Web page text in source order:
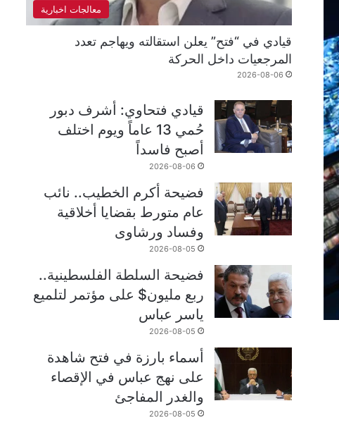
معالجات اخبارية
قيادي في “فتح” يعلن استقالته ويهاجم تعدد
المرجعيات داخل الحركة
2026-08-06
قيادي فتحاوي: أشرف دبور
حُمي 13 عاماً ويوم اختلف
أصبح فاسداً
2026-08-06
فضيحة أكرم الخطيب.. نائب
عام متورط بقضايا أخلاقية
وفساد ورشاوى
2026-08-05
فضيحة السلطة الفلسطينية..
ربع مليون$ على مؤتمر لتلميع
ياسر عباس
2026-08-05
أسماء بارزة في فتح شاهدة
على نهج عباس في الإقصاء
والغدر المفاجئ
2026-08-05